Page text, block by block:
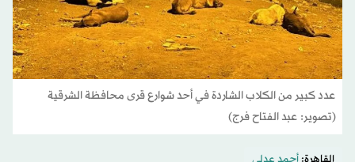
عدد كبير من الكلاب الشاردة في أحد شوارع قرى محافظة الشرقية
(تصوير: عبد الفتاح فرج)